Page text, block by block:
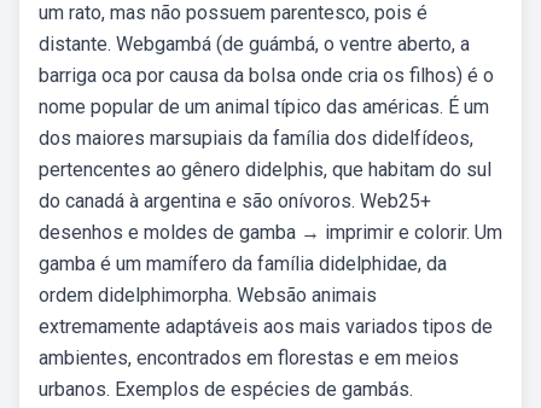
um rato, mas não possuem parentesco, pois é
distante. Webgambá (de guámbá, o ventre aberto, a
barriga oca por causa da bolsa onde cria os filhos) é o
nome popular de um animal típico das américas. É um
dos maiores marsupiais da família dos didelfídeos,
pertencentes ao gênero didelphis, que habitam do sul
do canadá à argentina e são onívoros. Web25+
desenhos e moldes de gamba → imprimir e colorir. Um
gamba é um mamífero da família didelphidae, da
ordem didelphimorpha. Websão animais
extremamente adaptáveis aos mais variados tipos de
ambientes, encontrados em florestas e em meios
urbanos. Exemplos de espécies de gambás.